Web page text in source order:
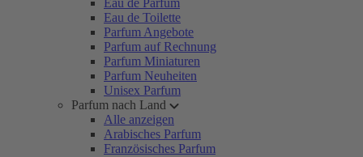
Eau de Parfum
Eau de Toilette
Parfum Angebote
Parfum auf Rechnung
Parfum Miniaturen
Parfum Neuheiten
Unisex Parfum
Parfum nach Land
Alle anzeigen
Arabisches Parfum
Französisches Parfum